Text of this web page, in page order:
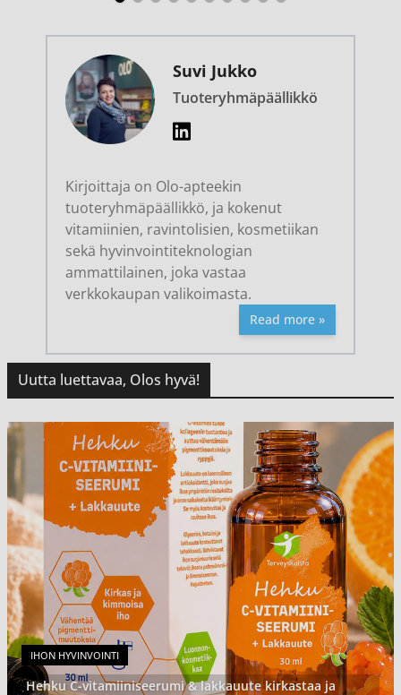
Suvi Jukko
Tuoteryhmäpäällikkö
Kirjoittaja on Olo-apteekin
tuoteryhmäpäällikkö, ja kokenut
vitamiinien, ravintolisien, kosmetiikan
sekä hyvinvointiteknologian
ammattilainen, joka vastaa
verkkokaupan valikoimasta.
Read more »
Uutta luettavaa, Olos hyvä!
IHON HYVINVOINTI
Hehku C-vitamiiniseerumi & lakkauute kirkastaa ja